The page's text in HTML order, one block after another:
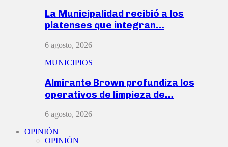
La Municipalidad recibió a los
platenses que integran…
6 agosto, 2026
MUNICIPIOS
Almirante Brown profundiza los
operativos de limpieza de…
6 agosto, 2026
OPINIÓN
OPINIÓN